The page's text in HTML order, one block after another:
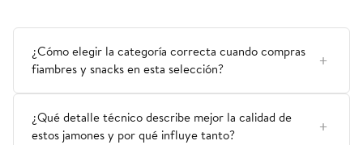
¿Cómo elegir la categoría correcta cuando compras
fiambres y snacks en esta selección?
¿Qué detalle técnico describe mejor la calidad de
estos jamones y por qué influye tanto?